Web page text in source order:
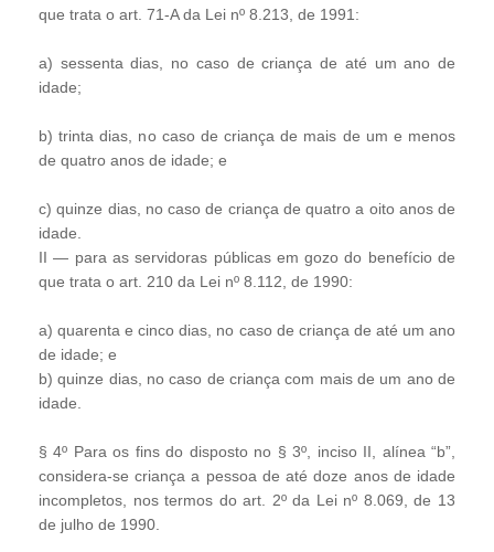
que trata o art. 71-A da Lei nº 8.213, de 1991:
a) sessenta dias, no caso de criança de até um ano de
idade;
b) trinta dias, no caso de criança de mais de um e menos
de quatro anos de idade; e
c) quinze dias, no caso de criança de quatro a oito anos de
idade.
II — para as servidoras públicas em gozo do benefício de
que trata o art. 210 da Lei nº 8.112, de 1990:
a) quarenta e cinco dias, no caso de criança de até um ano
de idade; e
b) quinze dias, no caso de criança com mais de um ano de
idade.
§ 4º Para os fins do disposto no § 3º, inciso II, alínea “b”,
considera-se criança a pessoa de até doze anos de idade
incompletos, nos termos do art. 2º da Lei nº 8.069, de 13
de julho de 1990.